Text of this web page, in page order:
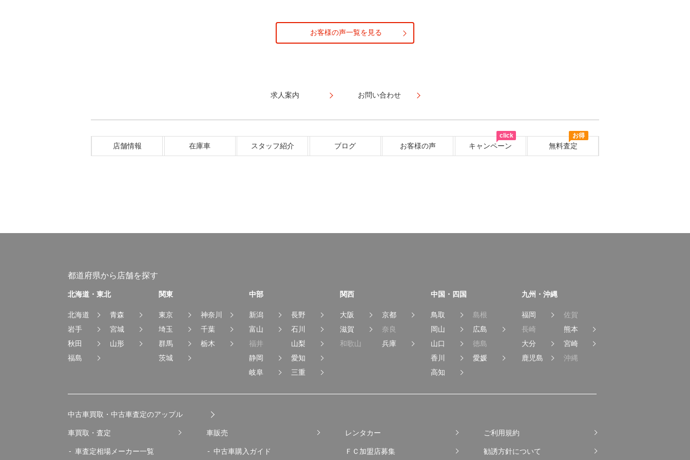
お客様の声一覧を見る
求人案内 お問い合わせ
店舗情報 在庫車 スタッフ紹介 ブログ お客様の声 キャンペーン
お得
無料査定
click
都道府県から店舗を探す
北海道・東北
北海道
青森
岩手
宮城
秋田
山形
福島
関東
東京
神奈川
埼玉
千葉
群馬
栃木
茨城
中部
新潟
長野
富山
石川
福井
山梨
静岡
愛知
岐阜
三重
関西
大阪
京都
滋賀
奈良
和歌山
兵庫
中国・四国
鳥取
島根
岡山
広島
山口
徳島
香川
愛媛
高知
九州・沖縄
福岡
佐賀
長崎
熊本
大分
宮崎
鹿児島
沖縄
中古車買取・中古車査定のアップル
車買取・査定
車査定相場メーカー一覧
車販売
中古車購入ガイド
レンタカー
ＦＣ加盟店募集
ご利用規約
勧誘方針について